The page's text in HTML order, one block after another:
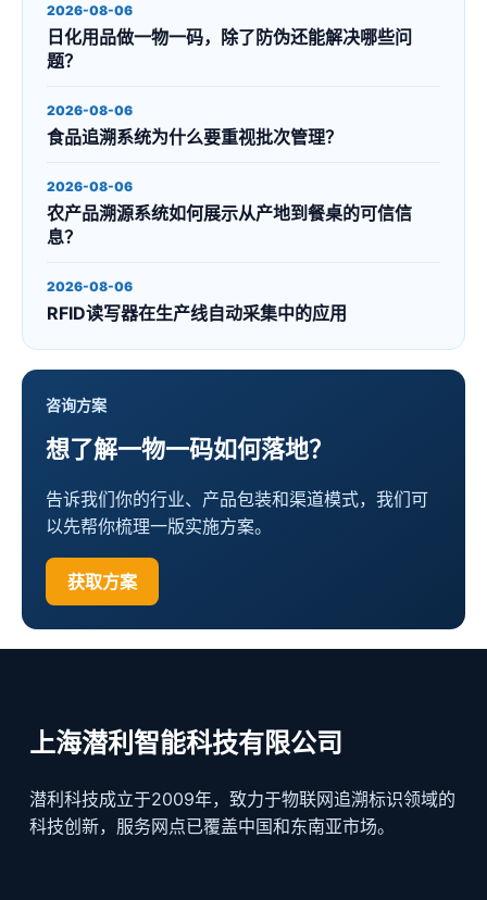
2026-08-06
日化用品做一物一码，除了防伪还能解决哪些问
题？
2026-08-06
食品追溯系统为什么要重视批次管理？
2026-08-06
农产品溯源系统如何展示从产地到餐桌的可信信
息？
2026-08-06
RFID读写器在生产线自动采集中的应用
咨询方案
想了解一物一码如何落地？
告诉我们你的行业、产品包装和渠道模式，我们可
以先帮你梳理一版实施方案。
获取方案
上海潜利智能科技有限公司
潜利科技成立于2009年，致力于物联网追溯标识领域的
科技创新，服务网点已覆盖中国和东南亚市场。